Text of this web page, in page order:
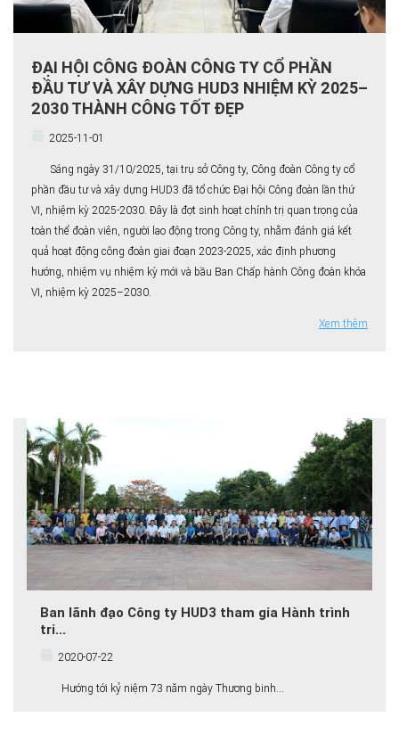
ĐẠI HỘI CÔNG ĐOÀN CÔNG TY CỔ PHẦN
ĐẦU TƯ VÀ XÂY DỰNG HUD3 NHIỆM KỲ 2025–
2030 THÀNH CÔNG TỐT ĐẸP
2025-11-01
Sáng ngày 31/10/2025, tại trụ sở Công ty, Công đoàn Công ty cổ
phần đầu tư và xây dựng HUD3 đã tổ chức Đại hội Công đoàn lần thứ
VI, nhiệm kỳ 2025-2030. Đây là đợt sinh hoạt chính trị quan trọng của
toàn thể đoàn viên, người lao động trong Công ty, nhằm đánh giá kết
quả hoạt động công đoàn giai đoạn 2023-2025, xác định phương
hướng, nhiệm vụ nhiệm kỳ mới và bầu Ban Chấp hành Công đoàn khóa
VI, nhiệm kỳ 2025–2030.
Xem thêm
Ban lãnh đạo Công ty HUD3 tham gia Hành trình
tri...
2020-07-22
Hướng tới kỷ niệm 73 năm ngày Thương binh...